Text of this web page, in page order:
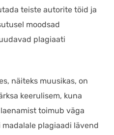
teiste autorite töid ja
moodsad
plagiaati
näiteks muusikas, on
keerulisem, kuna
toimub väga
plagiaadi lävend